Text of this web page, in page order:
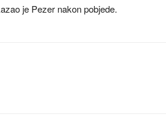
je Pezer nakon pobjede.